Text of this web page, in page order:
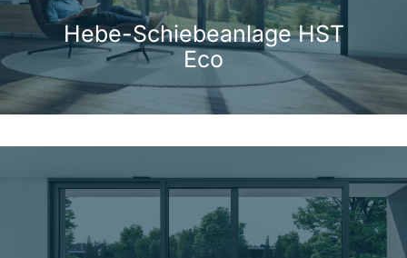
Hebe-Schiebeanlage HST
Eco